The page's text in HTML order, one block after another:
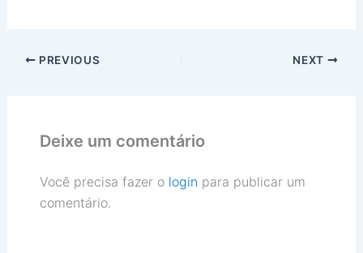
PREVIOUS NEXT
Deixe um comentário
Você precisa fazer o login para publicar um
comentário.